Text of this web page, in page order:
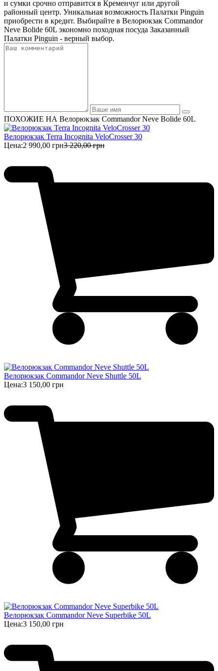
и сумки срочно отправится в Кременчуг или другой
районный центр. Уникальная возможность Палатки Pinguin
приобрести в кредит. Выбирайте в Велорюкзак Commandor
Neve Bolide 60L экономно походная посуда Заказанный
Палатки Pinguin - верный выбор.
ПОХОЖИЕ НА Велорюкзак Commandor Neve Bolide 60L
Велорюкзак Terra Incognita VeloCrosser 30
Цена:2 990,00 грн3 220,00 грн
Велорюкзак Commandor Neve Shuttle 50L
Цена:3 150,00 грн
Велорюкзак Commandor Neve Superbike 50L
Цена:3 150,00 грн